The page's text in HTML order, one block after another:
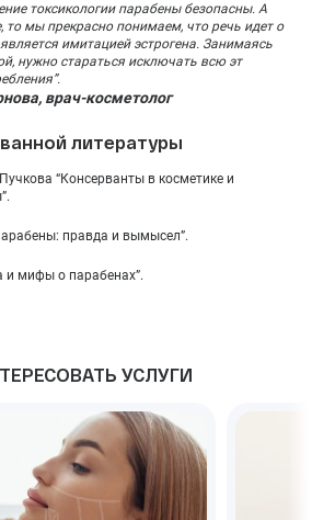
токсикологии парабены безопасны. А
то мы прекрасно понимаем, что речь идет о
является имитацией эстрогена. Занимаясь
нужно стараться исключать всю эт
врач-косметолог
литературы
“Консерванты в косметике и
правда и вымысел”.
и мифы о парабенах”.
УСЛУГИ